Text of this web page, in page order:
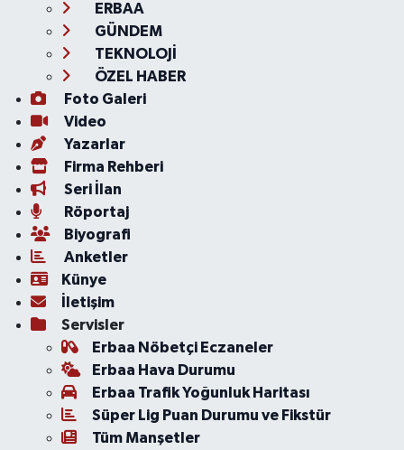
ERBAA
GÜNDEM
TEKNOLOJİ
ÖZEL HABER
Foto Galeri
Video
Yazarlar
Firma Rehberi
Seri İlan
Röportaj
Biyografi
Anketler
Künye
İletişim
Servisler
Erbaa Nöbetçi Eczaneler
Erbaa Hava Durumu
Erbaa Trafik Yoğunluk Haritası
Süper Lig Puan Durumu ve Fikstür
Tüm Manşetler